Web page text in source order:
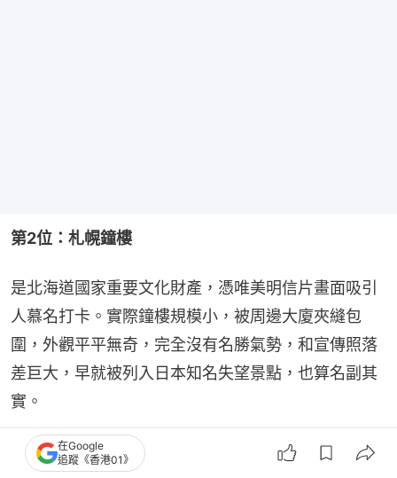
第2位：札幌鐘樓
是北海道國家重要文化財產，憑唯美明信片畫面吸引
人慕名打卡。實際鐘樓規模小，被周邊大廈夾縫包
圍，外觀平平無奇，完全沒有名勝氣勢，和宣傳照落
差巨大，早就被列入日本知名失望景點，也算名副其
實。
在Google
追蹤《香港01》